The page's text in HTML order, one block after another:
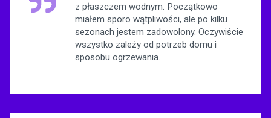
z płaszczem wodnym. Początkowo
miałem sporo wątpliwości, ale po kilku
sezonach jestem zadowolony. Oczywiście
wszystko zależy od potrzeb domu i
sposobu ogrzewania.